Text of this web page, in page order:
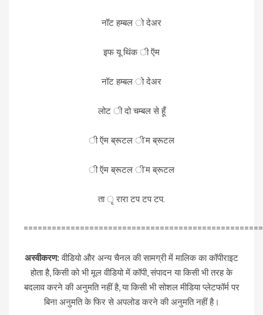
नॉट हम्बल ो देअर
इफ यू थिंक ी ऍम
नॉट हम्बल ो देअर
लोट ी दो चम्बल से हूँ
ी ऍम ब्रूटल ी’म ब्रूटल
ी ऍम ब्रूटल ी’म ब्रूटल
ता ृ रारा टप टप टप.
अस्वीकरण: वीडियो और अन्य चैनल की सामग्री में मालिक का कॉपीराइट
होता है, किसी को भी मूल वीडियो में कॉपी, संपादन या किसी भी तरह के
बदलाव करने की अनुमति नहीं है, या किसी भी सोशल मीडिया प्लेटफॉर्म पर
बिना अनुमति के फिर से अपलोड करने की अनुमति नहीं है।